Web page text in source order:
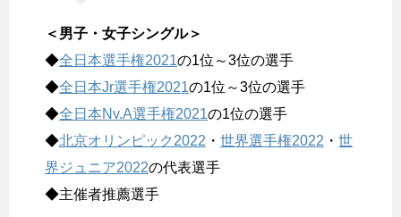
＜男子・女子シングル＞
◆全日本選手権2021の1位～3位の選手
◆全日本Jr選手権2021の1位～3位の選手
◆全日本Nv.A選手権2021の1位の選手
◆北京オリンピック2022 ・ 世界選手権2022 ・ 世
界ジュニア2022の代表選手
◆主催者推薦選手